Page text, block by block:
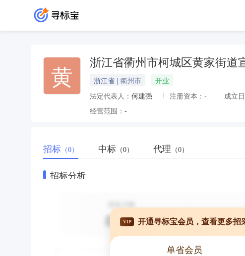
黄 浙江省衢州市柯城区黄家街道
浙江省 | 衢州市
开业
法定代表人： 何建强 注册资本： - 成立
经营范围： -
招标 （0） 中标 （0） 代理 （0）
招标分析
VIP 开通寻标宝会员，查看更多招
单省会员